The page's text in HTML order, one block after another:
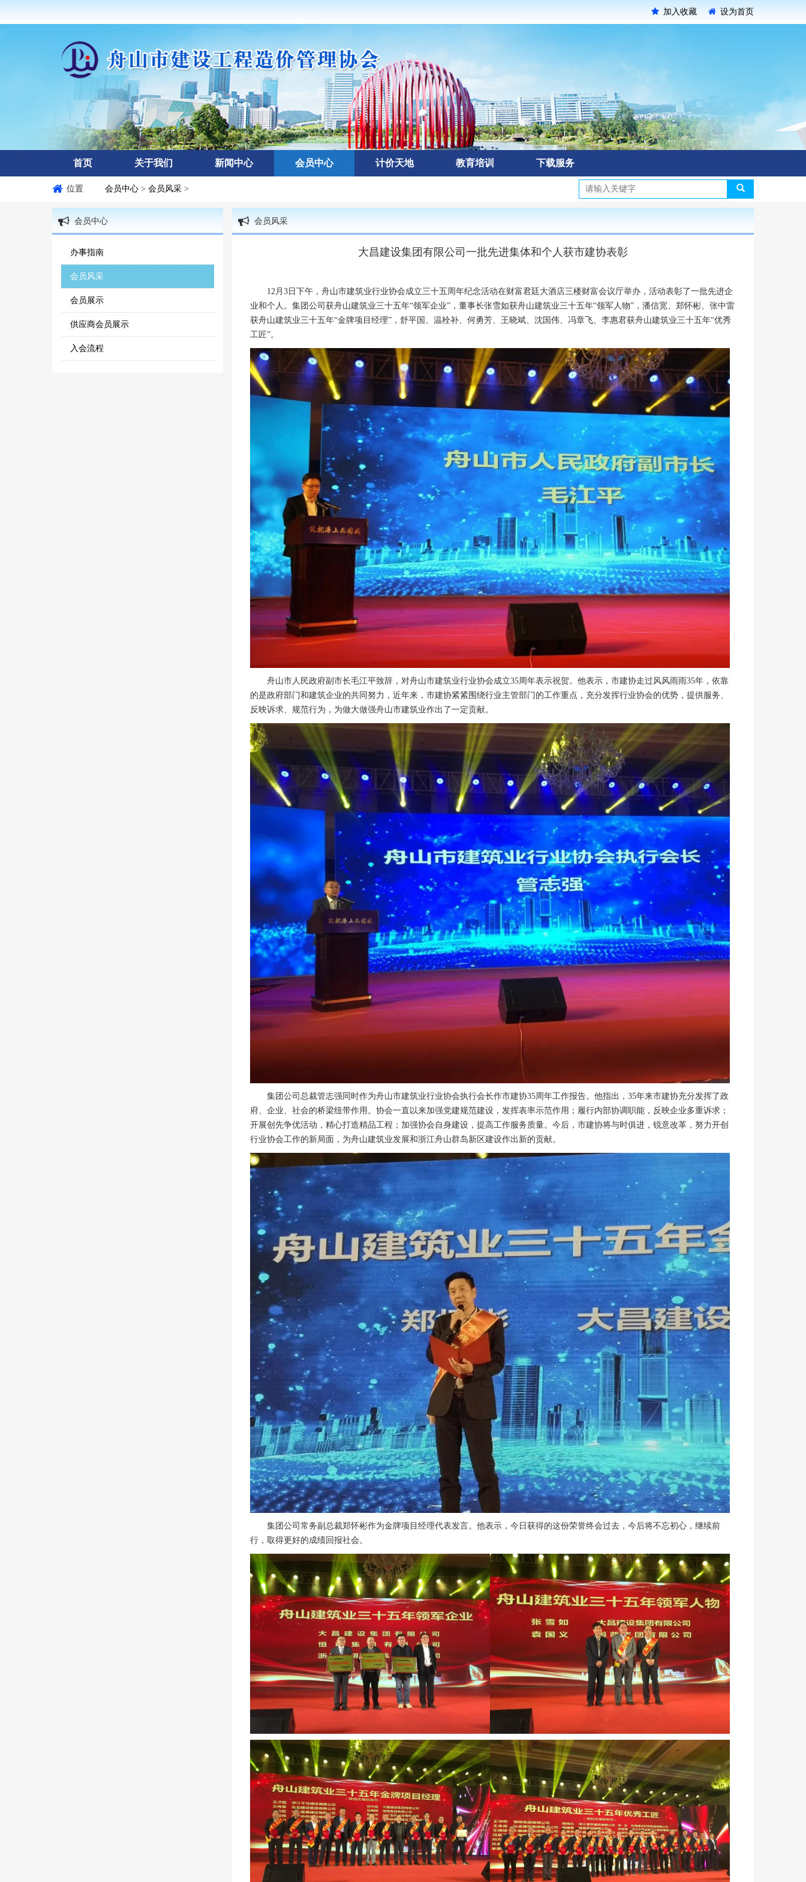
加入收藏 设为首页
首页 关于我们 新闻中心 会员中心 计价天地 教育培训 下载服务
位置 会员中心 > 会员风采 >
会员中心
办事指南
会员风采
会员展示
供应商会员展示
入会流程
会员风采
大昌建设集团有限公司一批先进集体和个人获市建协表彰
12月3日下午，舟山市建筑业行业协会成立三十五周年纪念活动在财富君廷大酒店三楼财富会议厅举办，活动表彰了一批先进企
业和个人。集团公司获舟山建筑业三十五年“领军企业”，董事长张雪如获舟山建筑业三十五年“领军人物”，潘信宽、郑怀彬、张中雷
获舟山建筑业三十五年“金牌项目经理”，舒平国、温栓补、何勇芳、王晓斌、沈国伟、冯章飞、李惠君获舟山建筑业三十五年“优秀
工匠”。
舟山市人民政府副市长毛江平致辞，对舟山市建筑业行业协会成立35周年表示祝贺。他表示，市建协走过风风雨雨35年，依靠
的是政府部门和建筑企业的共同努力，近年来，市建协紧紧围绕行业主管部门的工作重点，充分发挥行业协会的优势，提供服务、
反映诉求、规范行为，为做大做强舟山市建筑业作出了一定贡献。
集团公司总裁管志强同时作为舟山市建筑业行业协会执行会长作市建协35周年工作报告。他指出，35年来市建协充分发挥了政
府、企业、社会的桥梁纽带作用。协会一直以来加强党建规范建设，发挥表率示范作用；履行内部协调职能，反映企业多重诉求；
开展创先争优活动，精心打造精品工程；加强协会自身建设，提高工作服务质量。今后，市建协将与时俱进，锐意改革，努力开创
行业协会工作的新局面，为舟山建筑业发展和浙江舟山群岛新区建设作出新的贡献。
集团公司常务副总裁郑怀彬作为金牌项目经理代表发言。他表示，今日获得的这份荣誉终会过去，今后将不忘初心，继续前
行，取得更好的成绩回报社会。